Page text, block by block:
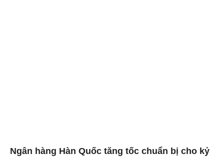
Ngân hàng Hàn Quốc tăng tốc chuẩn bị cho kỷ